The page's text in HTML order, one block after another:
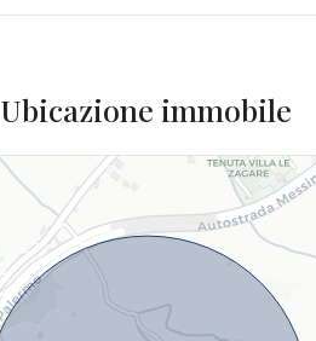
Ubicazione immobile